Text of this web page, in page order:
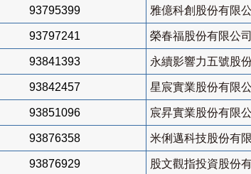
93795399 雅億科創股份有限
93797241 榮春福股份有限公司
93841393 永續影響力五號股
93842457 星宸實業股份有限
93851096 宸昇實業股份有限
93876358 米俐邁科技股份有
93876929 股文觀指投資股份